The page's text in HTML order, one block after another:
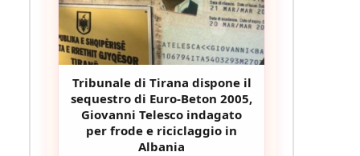
Tribunale di Tirana dispone il
sequestro di Euro-Beton 2005,
Giovanni Telesco indagato
per frode e riciclaggio in
Albania